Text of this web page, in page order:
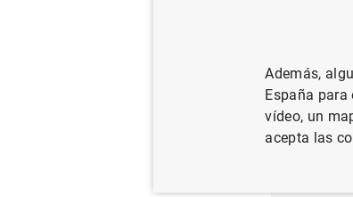
de
14/08/2009
Además,
España
vídeo, un
acepta las